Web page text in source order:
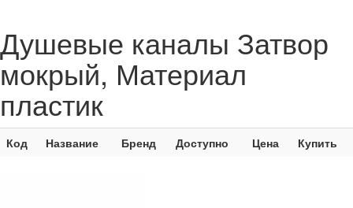
Душевые каналы Затвор
мокрый, Материал
пластик
Код Название Бренд Доступно Цена Купить